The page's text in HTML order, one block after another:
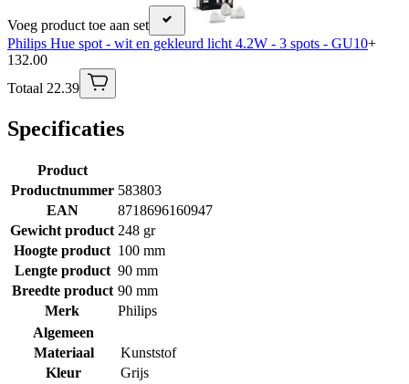
Voeg product toe aan set
Philips Hue spot - wit en gekleurd licht 4.2W - 3 spots - GU10+
132.00
Totaal 22.39
Specificaties
Product
Productnummer 583803
EAN
8718696160947
Gewicht product 248 gr
Hoogte product 100 mm
Lengte product 90 mm
Breedte product 90 mm
Merk
Philips
Algemeen
Materiaal
Kunststof
Kleur
Grijs